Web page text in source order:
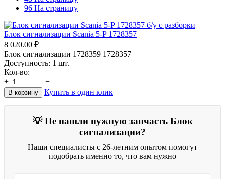
96 На страницу
Блок сигнализации Scania 5-P 1728357
8 020.00 ₽
Блок сигнализации 1728359 1728357
Доступность: 1 шт.
Кол-во:
+
−
В корзину Купить в один клик
💡 Не нашли нужную запчасть Блок
сигнализации?
Наши специалисты с 26-летним опытом помогут
подобрать именно то, что вам нужно